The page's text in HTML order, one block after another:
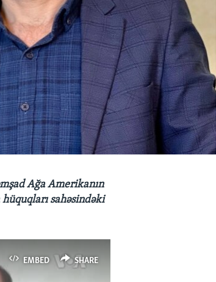
Ağa Amerikanın
sahəsindəki
EMBED SHARE